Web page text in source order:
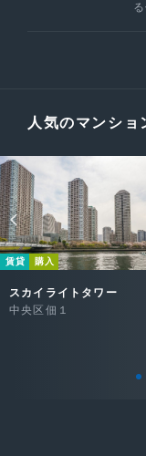
人気のマンショ
賃貸 購入
スカイライトタワー
中央区佃１